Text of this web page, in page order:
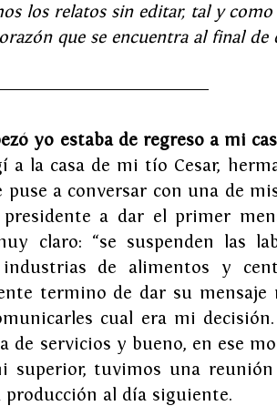
los relatos sin editar, tal y
que se encuentra al final de
yo estaba de regreso a mi
la casa de mi tío Cesar,
puse a conversar con una de
a dar el primer
claro: “se suspenden las
de alimentos y
termino de dar su mensaje
cual era mi
de servicios y bueno, en ese
superior, tuvimos una
producción al día siguiente.